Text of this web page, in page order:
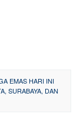
EMAS HARI INI
SURABAYA, DAN